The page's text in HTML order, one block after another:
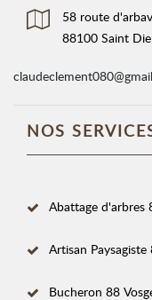
58 route
88100 Saint Die
NOS
Abattage d'arbres
Artisan Paysagiste
Bucheron 88